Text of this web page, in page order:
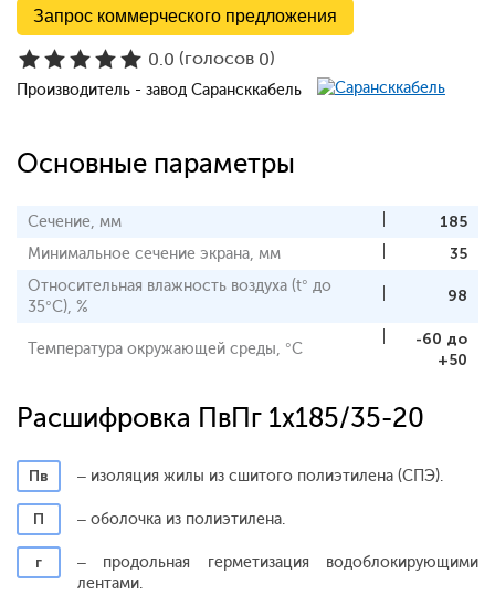
Запрос коммерческого предложения
0.0 (голосов 0)
Производитель - завод Сарансккабель
Основные параметры
Сечение, мм
185
Минимальное сечение экрана, мм
35
Относительная влажность воздуха (t° до
35°С), %
98
Температура окружающей среды, °С
-60 до
+50
Расшифровка ПвПг 1x185/35-20
Пв – изоляция жилы из сшитого полиэтилена (СПЭ).
П – оболочка из полиэтилена.
г
– продольная герметизация водоблокирующими
лентами.